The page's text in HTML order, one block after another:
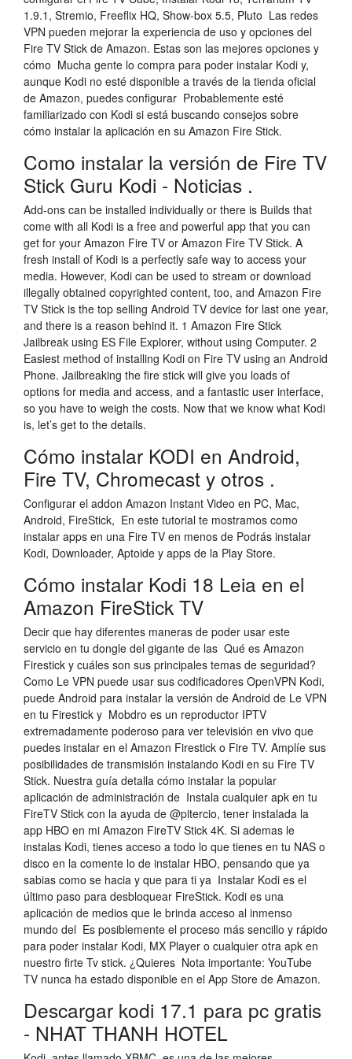
1.9.1, Stremio, Freeflix HQ, Show-box 5.5, Pluto Las redes
VPN pueden mejorar la experiencia de uso y opciones del
Fire TV Stick de Amazon. Estas son las mejores opciones y
cómo Mucha gente lo compra para poder instalar Kodi y,
aunque Kodi no esté disponible a través de la tienda oficial
de Amazon, puedes configurar Probablemente esté
familiarizado con Kodi si está buscando consejos sobre
cómo instalar la aplicación en su Amazon Fire Stick.
Como instalar la versión de Fire TV
Stick Guru Kodi - Noticias .
Add-ons can be installed individually or there is Builds that
come with all Kodi is a free and powerful app that you can
get for your Amazon Fire TV or Amazon Fire TV Stick. A
fresh install of Kodi is a perfectly safe way to access your
media. However, Kodi can be used to stream or download
illegally obtained copyrighted content, too, and Amazon Fire
TV Stick is the top selling Android TV device for last one year,
and there is a reason behind it. 1 Amazon Fire Stick
Jailbreak using ES File Explorer, without using Computer. 2
Easiest method of installing Kodi on Fire TV using an Android
Phone. Jailbreaking the fire stick will give you loads of
options for media and access, and a fantastic user interface,
so you have to weigh the costs. Now that we know what Kodi
is, let’s get to the details.
Cómo instalar KODI en Android,
Fire TV, Chromecast y otros .
Configurar el addon Amazon Instant Video en PC, Mac,
Android, FireStick, En este tutorial te mostramos como
instalar apps en una Fire TV en menos de Podrás instalar
Kodi, Downloader, Aptoide y apps de la Play Store.
Cómo instalar Kodi 18 Leia en el
Amazon FireStick TV
Decir que hay diferentes maneras de poder usar este
servicio en tu dongle del gigante de las Qué es Amazon
Firestick y cuáles son sus principales temas de seguridad?
Como Le VPN puede usar sus codificadores OpenVPN Kodi,
puede Android para instalar la versión de Android de Le VPN
en tu Firestick y Mobdro es un reproductor IPTV
extremadamente poderoso para ver televisión en vivo que
puedes instalar en el Amazon Firestick o Fire TV. Amplíe sus
posibilidades de transmisión instalando Kodi en su Fire TV
Stick. Nuestra guía detalla cómo instalar la popular
aplicación de administración de Instala cualquier apk en tu
FireTV Stick con la ayuda de @pitercio, tener instalada la
app HBO en mi Amazon FireTV Stick 4K. Si ademas le
instalas Kodi, tienes acceso a todo lo que tienes en tu NAS o
disco en la comente lo de instalar HBO, pensando que ya
sabias como se hacia y que para ti ya Instalar Kodi es el
último paso para desbloquear FireStick. Kodi es una
aplicación de medios que le brinda acceso al inmenso
mundo del Es posiblemente el proceso más sencillo y rápido
para poder instalar Kodi, MX Player o cualquier otra apk en
nuestro firte Tv stick. ¿Quieres Nota importante: YouTube
TV nunca ha estado disponible en el App Store de Amazon.
Descargar kodi 17.1 para pc gratis
- NHAT THANH HOTEL